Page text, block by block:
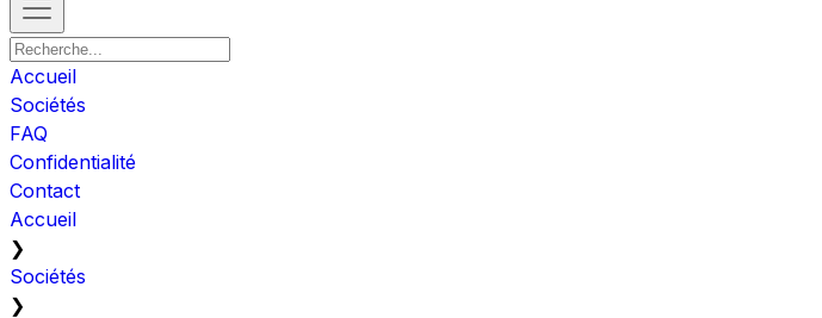
Accueil
Sociétés
FAQ
Confidentialité
Contact
Accueil
❯
Sociétés
❯